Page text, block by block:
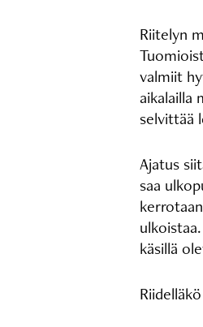
Riitelyn
valmiit
aikalailla
selvittää
Ajatus
saa
käsillä